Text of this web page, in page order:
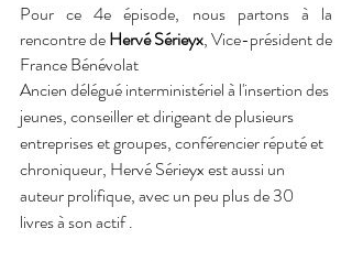
Pour ce 4e épisode, nous partons à la
rencontre de Hervé Sérieyx, Vice-président de
France Bénévolat
Ancien délégué interministériel à l'insertion des
jeunes, conseiller et dirigeant de plusieurs
entreprises et groupes, conférencier réputé et
chroniqueur, Hervé Sérieyx est aussi un
auteur prolifique, avec un peu plus de 30
livres à son actif .